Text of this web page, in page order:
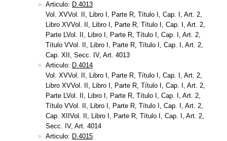
Articulo: D.4013
Vol. XVVol. II, Libro I, Parte R, Título I, Cap. I, Art. 2,
Libro XVVol. II, Libro I, Parte R, Título I, Cap. I, Art. 2,
Parte LVol. II, Libro I, Parte R, Título I, Cap. I, Art. 2,
Título VVol. II, Libro I, Parte R, Título I, Cap. I, Art. 2,
Cap. XII, Secc. IV, Art. 4013
Articulo: D.4014
Vol. XVVol. II, Libro I, Parte R, Título I, Cap. I, Art. 2,
Libro XVVol. II, Libro I, Parte R, Título I, Cap. I, Art. 2,
Parte LVol. II, Libro I, Parte R, Título I, Cap. I, Art. 2,
Título VVol. II, Libro I, Parte R, Título I, Cap. I, Art. 2,
Cap. XIIVol. II, Libro I, Parte R, Título I, Cap. I, Art. 2,
Secc. IV, Art. 4014
Articulo: D.4015